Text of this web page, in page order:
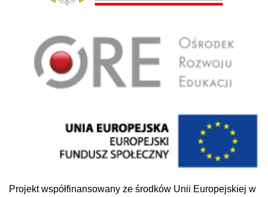
Projekt współfinansowany ze środków Unii Europejskiej w